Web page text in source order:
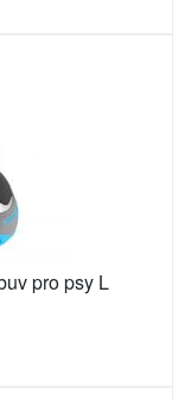
pro psy L